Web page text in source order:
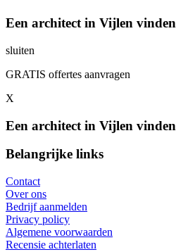
Een architect in Vijlen vinden
sluiten
GRATIS offertes aanvragen
X
Een architect in Vijlen vinden
Belangrijke links
Contact
Over ons
Bedrijf aanmelden
Privacy policy
Algemene voorwaarden
Recensie achterlaten